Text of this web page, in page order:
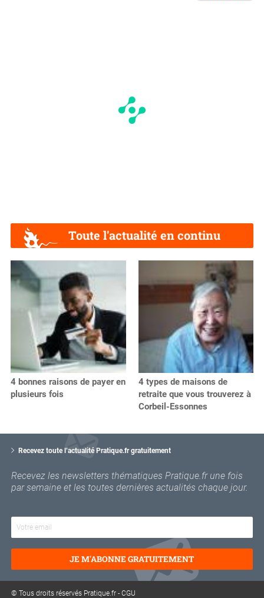
Toute l'actualité en continu
4 bonnes raisons de payer en
plusieurs fois
4 types de maisons de
retraite que vous trouverez à
Corbeil-Essonnes
Recevez toute l’actualité Pratique.fr gratuitement
Recevez les newsletters thématiques Pratique.fr une fois
par semaine et les toutes dernières actualités chaque jour.
o
r
e
e
JE M'ABONNE GRATUITEMENT
© Tous droits réservés Pratique.fr -CGU